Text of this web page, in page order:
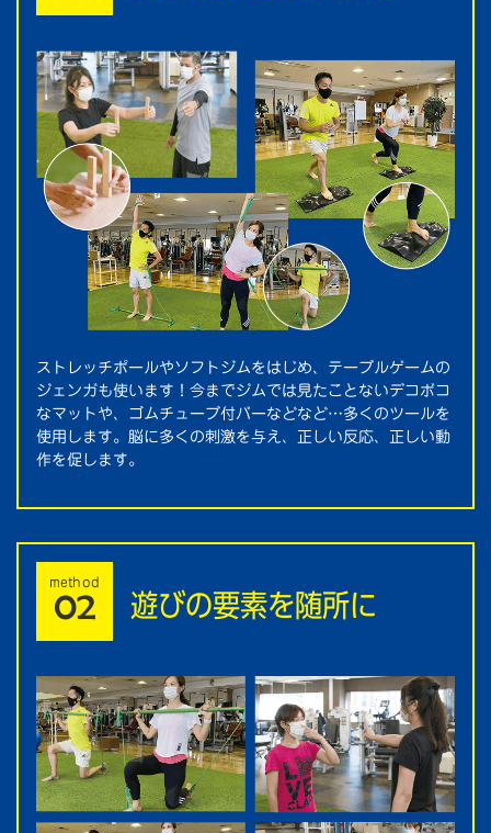
ストレッチポールやソフトジムをはじめ、テーブルゲームの
ジェンガも使います！今までジムでは見たことないデコボコ
なマットや、ゴムチューブ付バーなどなど…多くのツールを
使用します。脳に多くの刺激を与え、正しい反応、正しい動
作を促します。
method
02 遊びの要素を随所に